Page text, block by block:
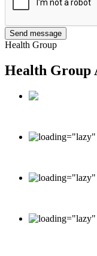
Send message
Health Group
Health Group